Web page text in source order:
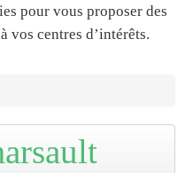
Les espèces
pour vous proposer des
vos centres d’intérêts.